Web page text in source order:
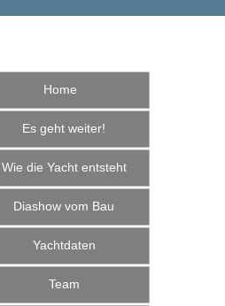
Home
Es geht weiter!
Wie die Yacht entsteht
Diashow vom Bau
Yachtdaten
Team